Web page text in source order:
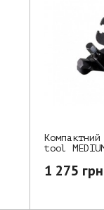
tool
1 275